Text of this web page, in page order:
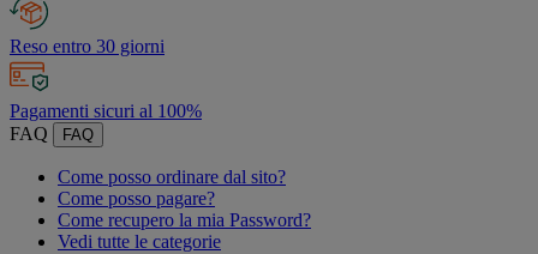
Reso entro 30 giorni
Pagamenti sicuri al 100%
FAQ
FAQ
Come posso ordinare dal sito?
Come posso pagare?
Come recupero la mia Password?
Vedi tutte le categorie